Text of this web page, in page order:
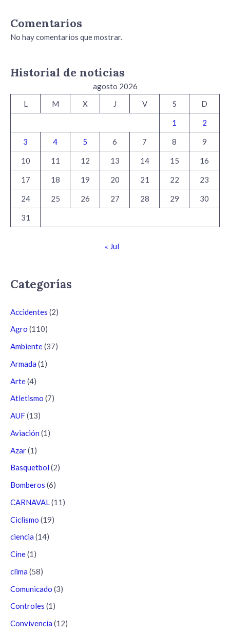
Comentarios
No hay comentarios que mostrar.
Historial de noticias
agosto 2026
L
M X J V S D
1 2
3 4 5 6 7 8 9
10 11 12 13 14 15 16
17 18 19 20 21 22 23
24 25 26 27 28 29 30
31
« Jul
Categorías
Accidentes (2)
Agro (110)
Ambiente(37)
Armada (1)
Arte(4)
Atletismo (7)
AUF(13)
Aviación (1)
Azar(1)
Basquetbol (2)
Bomberos (6)
CARNAVAL(11)
Ciclismo (19)
ciencia (14)
Cine(1)
clima (58)
Comunicado (3)
Controles (1)
Convivencia (12)